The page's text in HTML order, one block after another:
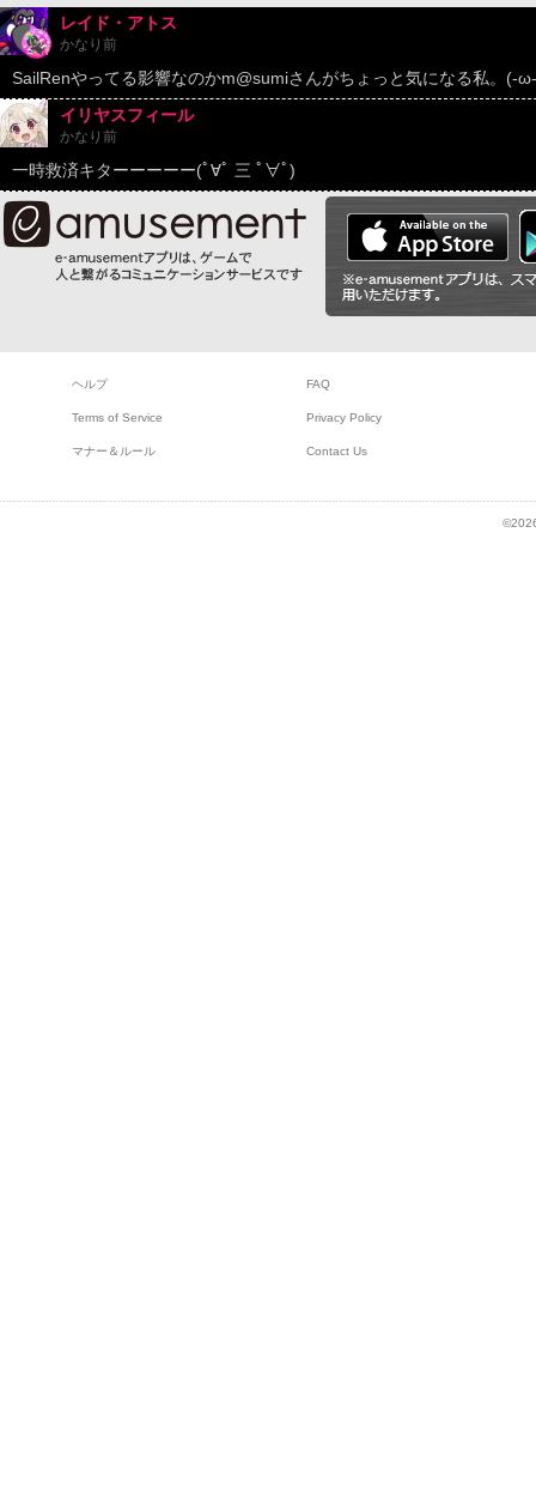
レイド・アトス
かなり前
SailRenやってる影響なのかm@sumiさんがちょっと気になる私。(-
イリヤスフィール
かなり前
一時救済キターーーーー(ﾟ∀ﾟ 三 ﾟ∀ﾟ)
ヘルプ FAQ
Terms of Service Privacy Policy
マナー＆ルール Contact Us